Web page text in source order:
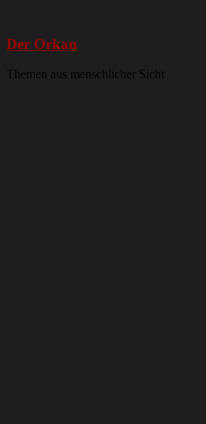
Der Orkan
Themen aus menschlicher Sicht